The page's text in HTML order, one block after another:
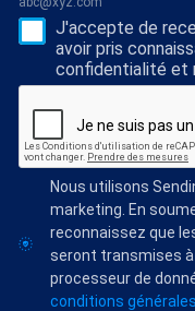
J'accepte de
avoir pris
confidentialité et
Nous utilisons
marketing. En
reconnaissez que
seront transmises à
processeur de
conditions